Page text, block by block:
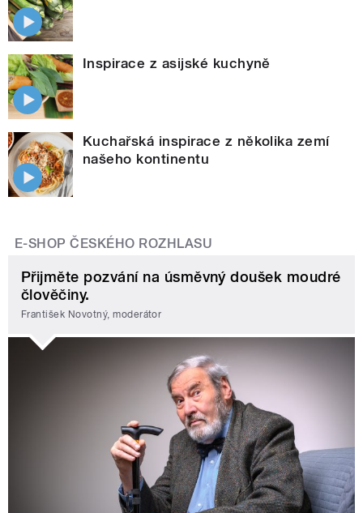
Inspirace z asijské kuchyně
Kuchařská inspirace z několika zemí
našeho kontinentu
E-SHOP ČESKÉHO ROZHLASU
Přijměte pozvání na úsměvný doušek moudré
člověčiny.
František Novotný, moderátor